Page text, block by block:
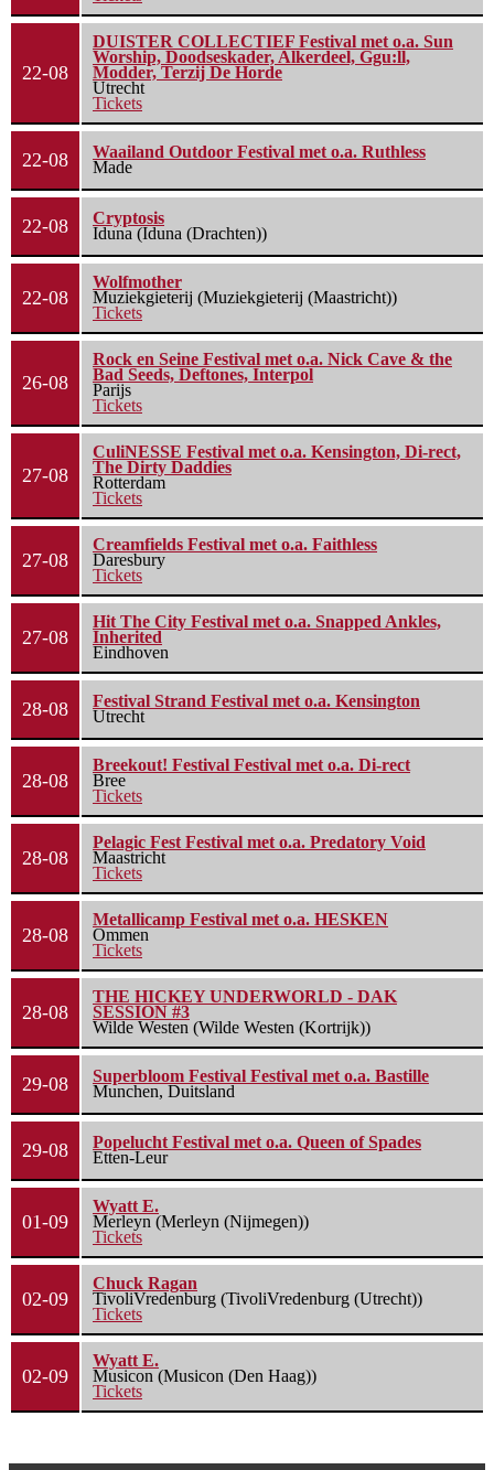
22-08
DUISTER COLLECTIEF Festival met o.a. Sun
Worship, Doodseskader, Alkerdeel, Ggu:ll,
Modder, Terzij De Horde
Utrecht
Tickets
22-08
Waailand Outdoor Festival met o.a. Ruthless
Made
22-08
Cryptosis
Iduna (Iduna (Drachten))
22-08
Wolfmother
Muziekgieterij (Muziekgieterij (Maastricht))
Tickets
26-08
Rock en Seine Festival met o.a. Nick Cave & the
Bad Seeds, Deftones, Interpol
Parijs
Tickets
27-08
CuliNESSE Festival met o.a. Kensington, Di-rect,
The Dirty Daddies
Rotterdam
Tickets
27-08
Creamfields Festival met o.a. Faithless
Daresbury
Tickets
27-08
Hit The City Festival met o.a. Snapped Ankles,
Inherited
Eindhoven
28-08
Festival Strand Festival met o.a. Kensington
Utrecht
28-08
Breekout! Festival Festival met o.a. Di-rect
Bree
Tickets
28-08
Pelagic Fest Festival met o.a. Predatory Void
Maastricht
Tickets
28-08
Metallicamp Festival met o.a. HESKEN
Ommen
Tickets
28-08
THE HICKEY UNDERWORLD - DAK
SESSION #3
Wilde Westen (Wilde Westen (Kortrijk))
29-08
Superbloom Festival Festival met o.a. Bastille
Munchen, Duitsland
29-08
Popelucht Festival met o.a. Queen of Spades
Etten-Leur
01-09
Wyatt E.
Merleyn (Merleyn (Nijmegen))
Tickets
02-09
Chuck Ragan
TivoliVredenburg (TivoliVredenburg (Utrecht))
Tickets
02-09
Wyatt E.
Musicon (Musicon (Den Haag))
Tickets